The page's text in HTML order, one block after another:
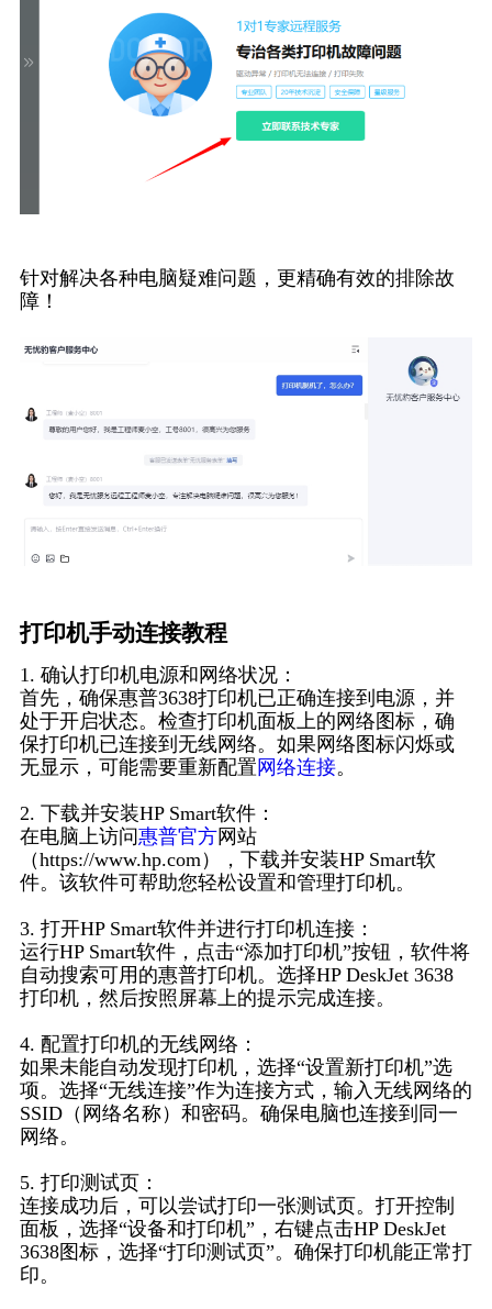
针对解决各种电脑疑难问题，更精确有效的排除故
障！
打印机手动连接教程
1. 确认打印机电源和网络状况：
首先，确保惠普3638打印机已正确连接到电源，并
处于开启状态。检查打印机面板上的网络图标，确
保打印机已连接到无线网络。如果网络图标闪烁或
无显示，可能需要重新配置 网络连接。
2. 下载并安装HP Smart软件：
在电脑上访问惠普官方网站
（https://www.hp.com），下载并安装HP Smart软
件。该软件可帮助您轻松设置和管理打印机。
3. 打开HP Smart软件并进行打印机连接：
运行HP Smart软件，点击“添加打印机”按钮，软件将
自动搜索可用的惠普打印机。选择HP DeskJet 3638
打印机，然后按照屏幕上的提示完成连接。
4. 配置打印机的无线网络：
如果未能自动发现打印机，选择“设置新打印机”选
项。选择“无线连接”作为连接方式，输入无线网络的
SSID（网络名称）和密码。确保电脑也连接到同一
网络。
5. 打印测试页：
连接成功后，可以尝试打印一张测试页。打开控制
面板，选择“设备和打印机”，右键点击HP DeskJet
3638图标，选择“打印测试页”。确保打印机能正常打
印。